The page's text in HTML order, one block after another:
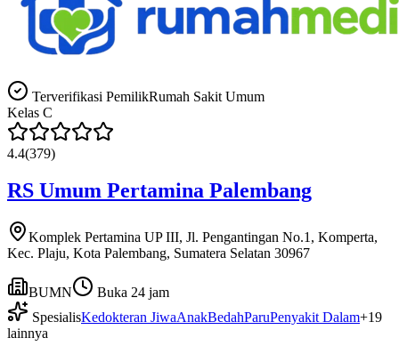
Terverifikasi PemilikRumah Sakit Umum
Kelas C
4.4(379)
RS Umum Pertamina Palembang
Komplek Pertamina UP III, Jl. Pengantingan No.1, Komperta,
Kec. Plaju, Kota Palembang, Sumatera Selatan 30967
BUMN
Buka 24 jam
SpesialisKedokteran JiwaAnakBedahParuPenyakit Dalam+19
lainnya